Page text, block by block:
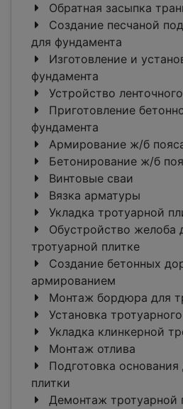
Обратная засыпка
Создание песчаной
для фундамента
Изготовление и
фундамента
Устройство
Приготовление
фундамента
Армирование ж/б
Бетонирование ж/б
Винтовые сваи
Вязка арматуры
Укладка тротуарной
Обустройство желоба
тротуарной плитке
Создание бетонных
армированием
Монтаж бордюра для
Установка
Укладка клинкерной
Монтаж отлива
Подготовка
плитки
Демонтаж тротуарной